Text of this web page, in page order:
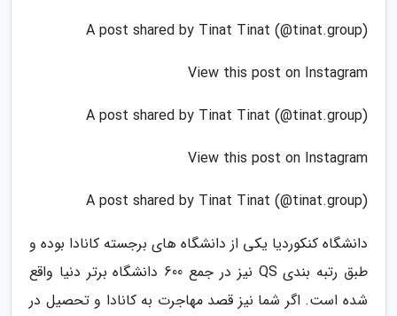
A post shared by Tinat Tinat (@tinat.group)
View this post on Instagram
A post shared by Tinat Tinat (@tinat.group)
View this post on Instagram
A post shared by Tinat Tinat (@tinat.group)
دانشگاه کنکوردیا یکی از دانشگاه های برجسته کانادا بوده و
طبق رتبه بندی QS نیز در جمع 600 دانشگاه برتر دنیا واقع
شده است. اگر شما نیز قصد مهاجرت به کانادا و تحصیل در